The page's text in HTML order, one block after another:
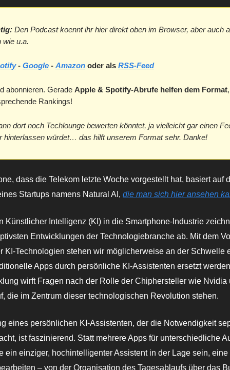
Den Podcast koennt ihr hier direkt oben im Browser, aber auch
wie u.a.
- Google - Amazon oder als RSS-Feed
abonnieren. Gerade Apple & Spotify-Abrufe helfen dem Format
Rankings!
dort noch Techlounge bewerten könntet, ja vielleicht gar einen
hinterlassen würdet… das hilft unserem Format sehr. Danke!
dass die Telekom letzte Woche vorgestellt hat, basiert auf
Startups namens Natural AI, die man sich hier ansehen
Künstlicher Intelligenz (KI) in die Smartphone-Industrie
Entwicklungen der Technologiebranche ab. Mit dem
KI-Technologien stehen wir möglicherweise an der Schwelle
Apps durch persönliche KI-Assistenten ersetzt
wirft Fragen nach der Rolle der Chiphersteller wie Nvidia
die im Zentrum dieser technologischen Revolution stehen.
eines persönlichen KI-Assistenten, der die Notwendigkeit
ist faszinierend. Statt mehrere Apps für unterschiedliche
ein einziger, hochintelligenter Assistent in der Lage sein,
– von der Organisation des Tagesablaufs über das